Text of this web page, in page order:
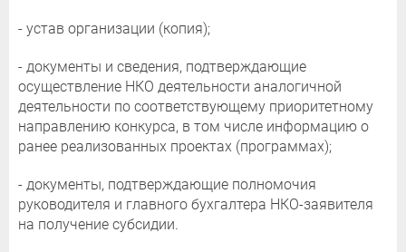
- устав организации (копия);
- документы и сведения, подтверждающие
осуществление НКО деятельности аналогичной
деятельности по соответствующему приоритетному
направлению конкурса, в том числе информацию о
ранее реализованных проектах (программах);
- документы, подтверждающие полномочия
руководителя и главного бухгалтера НКО-заявителя
на получение субсидии.